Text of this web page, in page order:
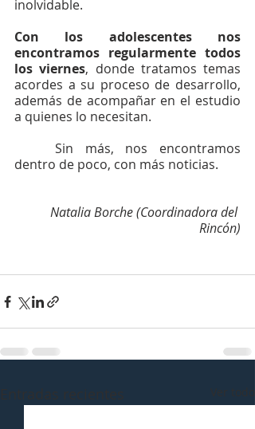
inolvidable.
Con los adolescentes nos
encontramos regularmente todos
los viernes, donde tratamos temas
acordes a su proceso de desarrollo,
además de acompañar en el estudio
a quienes lo necesitan.
dentro de poco, con más noticias.
Natalia Borche (Coordinadora del
Rincón)